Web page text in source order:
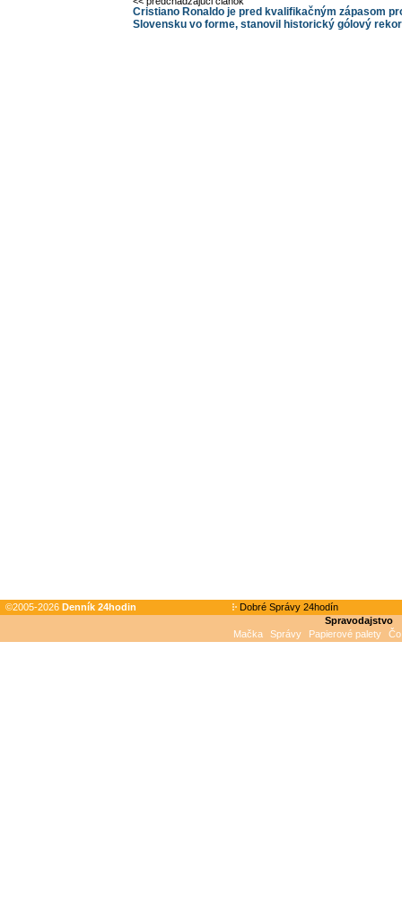
Cristiano Ronaldo je pred kvalifikačným zápasom
Slovensku vo forme, stanovil historický gólový
©2005-2026 Denník 24hodin
Dobré Správy 24hodín
Spravodajstvo
Mačka
Správy Papierové palety